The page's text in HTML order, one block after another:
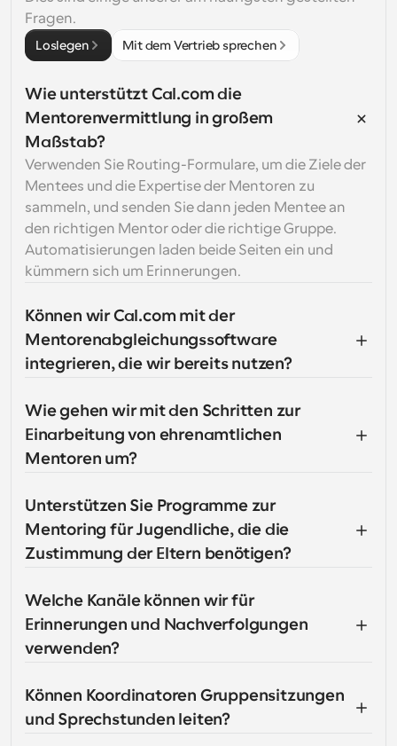
Fragen.
Loslegen Mit dem Vertrieb sprechen
Wie unterstützt Cal.com die
Mentorenvermittlung in großem
Maßstab?
Verwenden Sie Routing-Formulare, um die Ziele der
Mentees und die Expertise der Mentoren zu
sammeln, und senden Sie dann jeden Mentee an
den richtigen Mentor oder die richtige Gruppe.
Automatisierungen laden beide Seiten ein und
kümmern sich um Erinnerungen.
Können wir Cal.com mit der
Mentorenabgleichungssoftware
integrieren, die wir bereits nutzen?
Wie gehen wir mit den Schritten zur
Einarbeitung von ehrenamtlichen
Mentoren um?
Unterstützen Sie Programme zur
Mentoring für Jugendliche, die die
Zustimmung der Eltern benötigen?
Welche Kanäle können wir für
Erinnerungen und Nachverfolgungen
verwenden?
Können Koordinatoren Gruppensitzungen
und Sprechstunden leiten?